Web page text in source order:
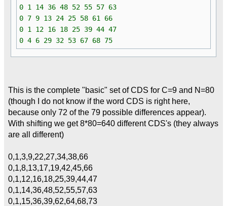
0 1 14 36 48 52 55 57 63
0 7 9 13 24 25 58 61 66
0 1 12 16 18 25 39 44 47
0 4 6 29 32 53 67 68 75
This is the complete "basic" set of CDS for C=9 and N=80
(though I do not know if the word CDS is right here,
because only 72 of the 79 possible differences appear).
With shifting we get 8*80=640 different CDS's (they always
are all different)
0,1,3,9,22,27,34,38,66
0,1,8,13,17,19,42,45,66
0,1,12,16,18,25,39,44,47
0,1,14,36,48,52,55,57,63
0,1,15,36,39,62,64,68,73